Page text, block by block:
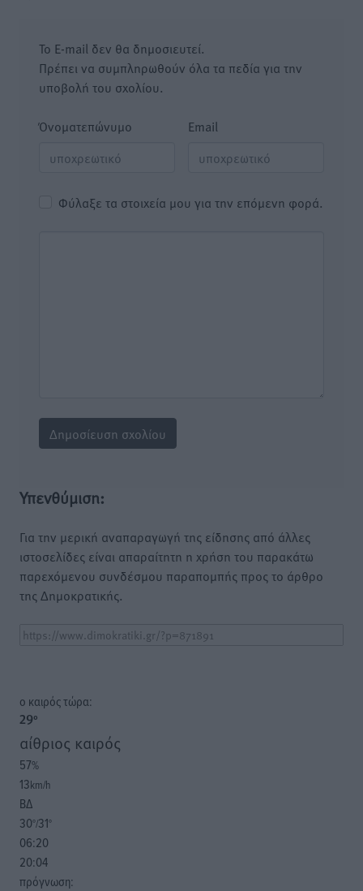
Το E-mail δεν θα δημοσιευτεί.
Πρέπει να συμπληρωθούν όλα τα πεδία για την
υποβολή του σχολίου.
Όνοματεπώνυμο Email
Φύλαξε τα στοιχεία μου για την επόμενη φορά.
Υπενθύμιση:
Για την μερική αναπαραγωγή της είδησης από άλλες
ιστοσελίδες είναι απαραίτητη η χρήση του παρακάτω
παρεχόμενου συνδέσμου παραπομπής προς το άρθρο
της Δημοκρατικής.
o καιρός τώρα:
29°
αίθριος καιρός
57%
13km/h
ΒΔ
30°/31°
06:20
20:04
πρόγνωση: